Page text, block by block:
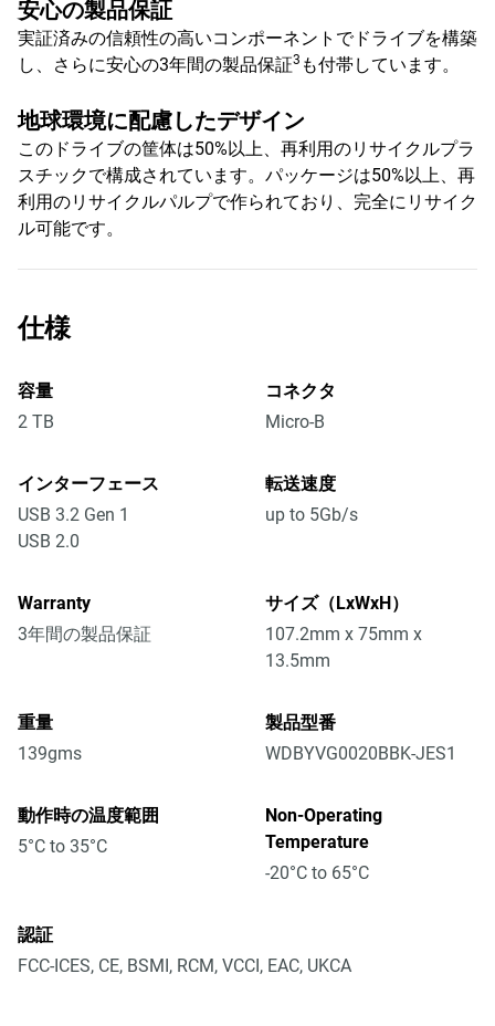
安心の製品保証
実証済みの信頼性の高いコンポーネントでドライブを構築
し、さらに安心の3年間の製品保証3 も付帯しています。
地球環境に配慮したデザイン
このドライブの筐体は50%以上、再利用のリサイクルプラ
スチックで構成されています。パッケージは50%以上、再
利用のリサイクルパルプで作られており、完全にリサイク
ル可能です。
仕様
容量
2 TB
コネクタ
Micro-B
インターフェース
USB 3.2 Gen 1
USB 2.0
転送速度
up to 5Gb/s
Warranty
3年間の製品保証
サイズ（LxWxH）
107.2mm x 75mm x
13.5mm
重量
139gms
製品型番
WDBYVG0020BBK-JES1
動作時の温度範囲
5°C to 35°C
Non-Operating
Temperature
-20°C to 65°C
認証
FCC-ICES, CE, BSMI, RCM, VCCI, EAC, UKCA